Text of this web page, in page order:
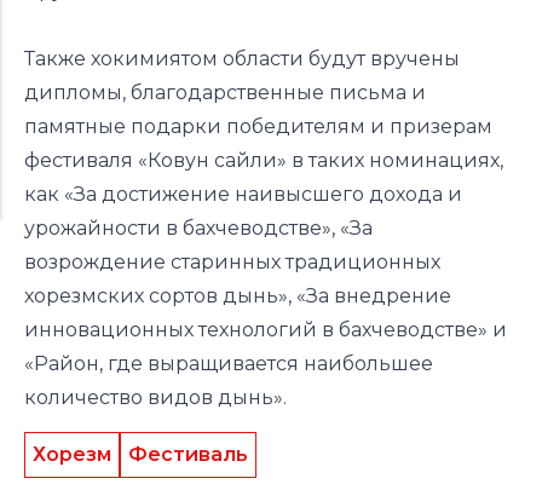
Также хокимиятом области будут вручены
дипломы, благодарственные письма и
памятные подарки победителям и призерам
фестиваля «Ковун сайли» в таких номинациях,
как «За достижение наивысшего дохода и
урожайности в бахчеводстве», «За
возрождение старинных традиционных
хорезмских сортов дынь», «За внедрение
инновационных технологий в бахчеводстве» и
«Район, где выращивается наибольшее
количество видов дынь».
Хорезм Фестиваль